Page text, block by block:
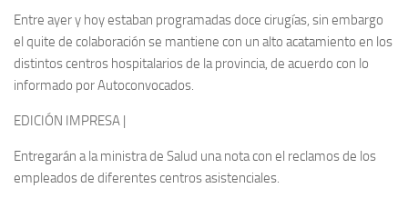
Entre ayer y hoy estaban programadas doce cirugías, sin embargo
el quite de colaboración se mantiene con un alto acatamiento en los
distintos centros hospitalarios de la provincia, de acuerdo con lo
informado por Autoconvocados.
EDICIÓN IMPRESA |
Entregarán a la ministra de Salud una nota con el reclamos de los
empleados de diferentes centros asistenciales.